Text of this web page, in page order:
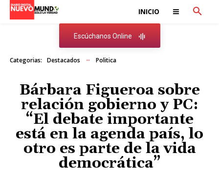
INICIO
Escúchanos Online
Categorias: Destacados Politica
Bárbara Figueroa sobre
relación gobierno y PC:
“El debate importante
está en la agenda país, lo
otro es parte de la vida
democrática”